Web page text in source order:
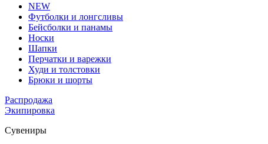
NEW
Футболки и лонгсливы
Бейсболки и панамы
Носки
Шапки
Перчатки и варежки
Худи и толстовки
Брюки и шорты
Распродажа
Экипировка
Сувениры